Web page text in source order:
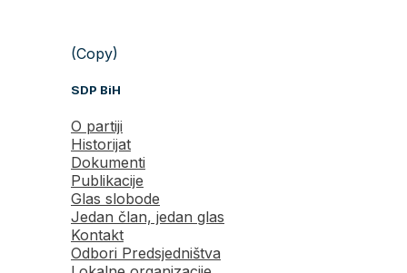
(Copy)
SDP BiH
O partiji
Historijat
Dokumenti
Publikacije
Glas slobode
Jedan član, jedan glas
Kontakt
Odbori Predsjedništva